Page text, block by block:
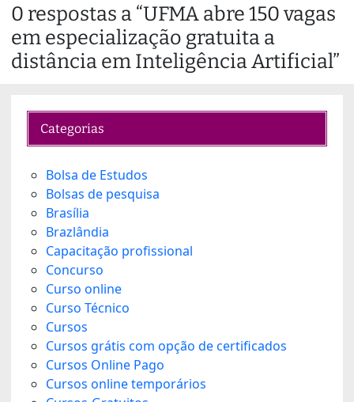
0 respostas a “UFMA abre 150 vagas
em especialização gratuita a
distância em Inteligência Artificial”
Categorias
Bolsa de Estudos
Bolsas de pesquisa
Brasília
Brazlândia
Capacitação profissional
Concurso
Curso online
Curso Técnico
Cursos
Cursos grátis com opção de certificados
Cursos Online Pago
Cursos online temporários